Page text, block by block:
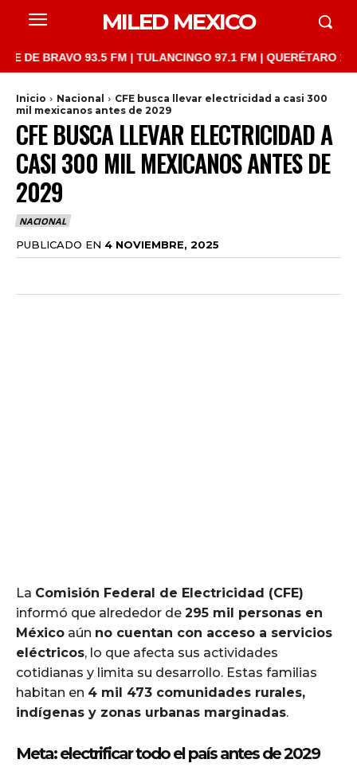
MILED MEXICO
93.5 FM | TULANCINGO 97.1 FM | QUERÉTARO 103.1
Inicio Nacional
CFE busca llevar electricidad a casi 300
mil mexicanos antes de 2029
CFE BUSCA LLEVAR ELECTRICIDAD A
CASI 300 MIL MEXICANOS ANTES DE
2029
NACIONAL
PUBLICADO EN 4 NOVIEMBRE, 2025
La Comisión Federal de Electricidad (CFE)
informó que alrededor de 295 mil personas en
México aún no cuentan con acceso a servicios
eléctricos, lo que afecta sus actividades
cotidianas y limita su desarrollo. Estas familias
habitan en 4 mil 473 comunidades rurales,
indígenas y zonas urbanas marginadas.
Meta: electrificar todo el país antes de 2029